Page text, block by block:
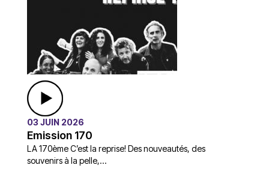
03 JUIN 2026
Emission 170
LA 170ème C’est la reprise! Des nouveautés, des
souvenirs à la pelle,...